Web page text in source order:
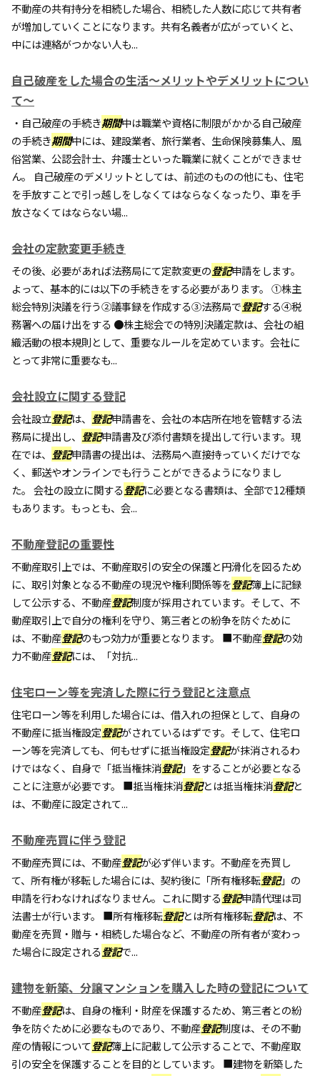
不動産の共有持分を相続した場合、相続した人数に応じて共有者
が増加していくことになります。共有名義者が広がっていくと、
中には連絡がつかない人も...
自己破産をした場合の生活～メリットやデメリットについ
て～
・自己破産の手続き期間中は職業や資格に制限がかかる自己破産
の手続き期間中には、建設業者、旅行業者、生命保険募集人、風
俗営業、公認会計士、弁護士といった職業に就くことができませ
ん。 自己破産のデメリットとしては、前述のものの他にも、住宅
を手放すことで引っ越しをしなくてはならなくなったり、車を手
放さなくてはならない場...
会社の定款変更手続き
その後、必要があれば法務局にて定款変更の登記申請をします。
よって、基本的には以下の手続きをする必要があります。 ①株主
総会特別決議を行う②議事録を作成する③法務局で登記する④税
務署への届け出をする ●株主総会での特別決議定款は、会社の組
織活動の根本規則として、重要なルールを定めています。会社に
とって非常に重要なも...
会社設立に関する登記
会社設立登記は、 登記申請書を、会社の本店所在地を管轄する法
務局に提出し、 登記申請書及び添付書類を提出して行います。現
在では、 登記申請書の提出は、法務局へ直接持っていくだけでな
く、郵送やオンラインでも行うことができるようになりまし
た。 会社の設立に関する登記に必要となる書類は、全部で12種類
もあります。もっとも、会...
不動産登記の重要性
不動産取引上では、不動産取引の安全の保護と円滑化を図るため
に、取引対象となる不動産の現況や権利関係等を登記簿上に記録
して公示する、不動産登記制度が採用されています。そして、不
動産取引上で自分の権利を守り、第三者との紛争を防ぐために
は、不動産登記のもつ効力が重要となります。 ■不動産登記の効
力不動産登記には、「対抗...
住宅ローン等を完済した際に行う登記と注意点
住宅ローン等を利用した場合には、借入れの担保として、自身の
不動産に抵当権設定登記がされているはずです。そして、住宅ロ
ーン等を完済しても、何もせずに抵当権設定登記が抹消されるわ
けではなく、自身で「抵当権抹消登記」をすることが必要となる
ことに注意が必要です。 ■抵当権抹消登記とは抵当権抹消登記と
は、不動産に設定されて...
不動産売買に伴う登記
不動産売買には、不動産登記が必ず伴います。不動産を売買し
て、所有権が移転した場合には、契約後に「所有権移転登記」の
申請を行わなければなりません。これに関する登記申請代理は司
法書士が行います。 ■所有権移転登記とは所有権移転登記は、不
動産を売買・贈与・相続した場合など、不動産の所有者が変わっ
た場合に設定される登記で...
建物を新築、分譲マンションを購入した時の登記について
不動産登記は、自身の権利・財産を保護するため、第三者との紛
争を防ぐために必要なものであり、不動産登記制度は、その不動
産の情報について登記簿上に記載して公示することで、不動産取
引の安全を保護することを目的としています。 ■建物を新築した